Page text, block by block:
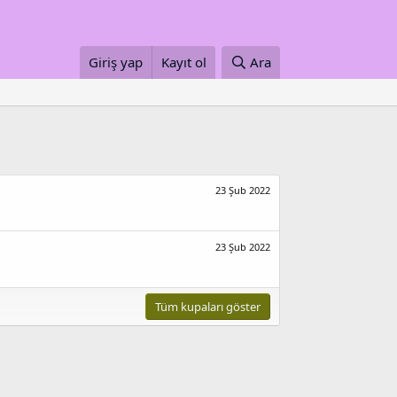
Giriş yap Kayıt ol Ara
23 Şub 2022
23 Şub 2022
Tüm kupaları göster